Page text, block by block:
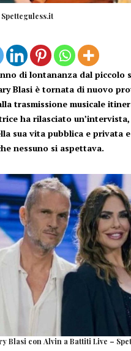
di lontananza dal piccolo
Blasi è tornata di nuovo
trasmissione musicale
ha rilasciato
sua vita pubblica e privata
nessuno si aspettava.
Blasi con Alvin a Battiti Live –